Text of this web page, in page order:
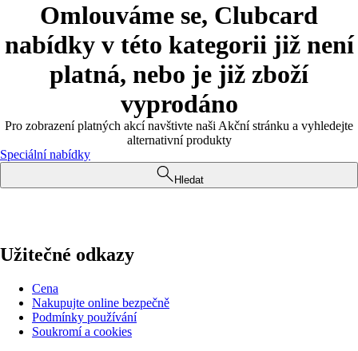
Omlouváme se, Clubcard
nabídky v této kategorii již není
platná, nebo je již zboží
vyprodáno
Pro zobrazení platných akcí navštivte naši Akční stránku a vyhledejte
alternativní produkty
Speciální nabídky
Hledat
Užitečné odkazy
Cena
Nakupujte online bezpečně
Podmínky používání
Soukromí a cookies